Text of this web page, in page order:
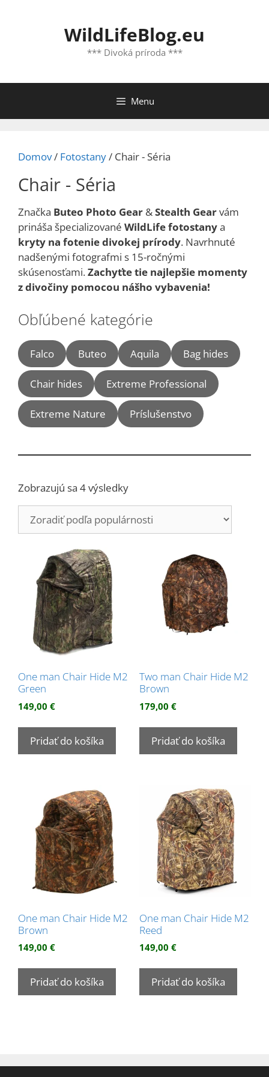
WildLifeBlog.eu
*** Divoká príroda ***
Menu
Domov/ Fotostany/ Chair - Séria
Chair - Séria
Značka Buteo Photo Gear &Stealth Gearvám
prináša špecializované WildLife fotostanya
kryty na fotenie divokej prírody. Navrhnuté
nadšenými fotografmi s 15-ročnými
skúsenosťami.Zachyťte tie najlepšie momenty
z divočiny pomocou nášho vybavenia!
Obľúbené kategórie
Falco Buteo Aquila Bag hides
Chair hides Extreme Professional
Extreme Nature Príslušenstvo
Zobrazujú sa 4 výsledkyZoradené
popularity
One man Chair Hide M2
Green
149,00 €
Pridať do košíka
Two man Chair Hide M2
Brown
179,00 €
Pridať do košíka
One man Chair Hide M2
Brown
149,00 €
Pridať do košíka
One man Chair Hide M2
Reed
149,00 €
Pridať do košíka